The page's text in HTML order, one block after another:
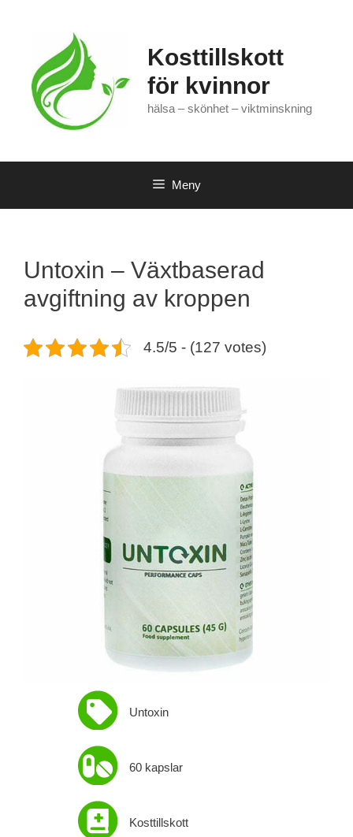
Kosttillskott
för kvinnor
hälsa – skönhet – viktminskning
Meny
Untoxin – Växtbaserad
avgiftning av kroppen
4.5/5 - (127 votes)
Untoxin
60 kapslar
Kosttillskott